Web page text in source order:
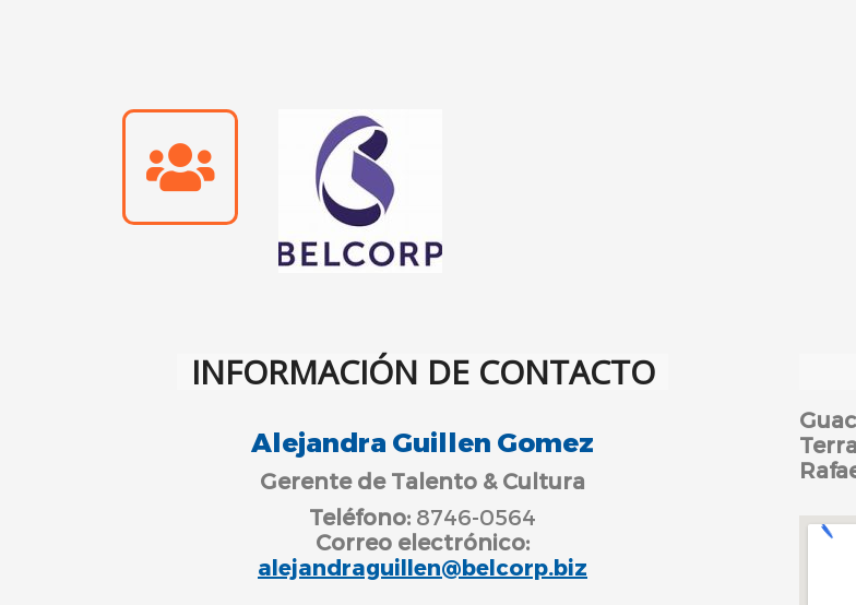
INFORMACIÓN DE CONTACTO
Alejandra Guillen Gomez
Gerente de Talento & Cultura
Teléfono: 8746-0564
Correo electrónico:
alejandraguillen@belcorp.biz